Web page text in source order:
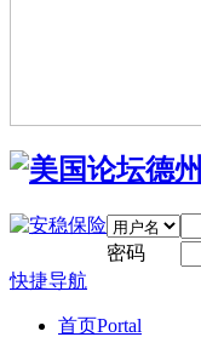
密码
快捷导航
首页Portal